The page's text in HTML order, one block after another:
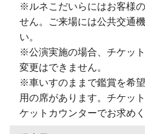
※ルネこだいらにはお客様
せん。ご来場には公共交通
い。
※公演実施の場合、チケッ
変更はできません。
※車いすのままで鑑賞を希
用の席があります。チケッ
ケットカウンターでお求めく